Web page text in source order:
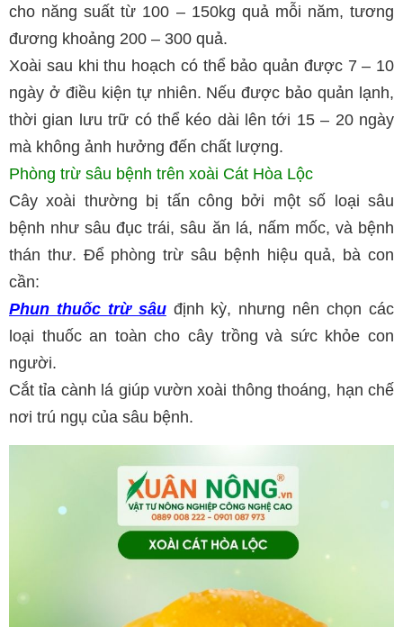
cho năng suất từ 100 – 150kg quả mỗi năm, tương
đương khoảng 200 – 300 quả.
Xoài sau khi thu hoạch có thể bảo quản được 7 – 10
ngày ở điều kiện tự nhiên. Nếu được bảo quản lạnh,
thời gian lưu trữ có thể kéo dài lên tới 15 – 20 ngày
mà không ảnh hưởng đến chất lượng.
Phòng trừ sâu bệnh trên xoài Cát Hòa Lộc
Cây xoài thường bị tấn công bởi một số loại sâu
bệnh như sâu đục trái, sâu ăn lá, nấm mốc, và bệnh
thán thư. Để phòng trừ sâu bệnh hiệu quả, bà con
cần:
Phun thuốc trừ sâuđịnh kỳ, nhưng nên chọn các
loại thuốc an toàn cho cây trồng và sức khỏe con
người.
Cắt tỉa cành lá giúp vườn xoài thông thoáng, hạn chế
nơi trú ngụ của sâu bệnh.